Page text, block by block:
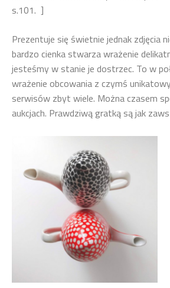
s.101. ]
Prezentuje się świetnie jednak zdjęcia
bardzo cienka stwarza wrażenie
jesteśmy w stanie je dostrzec. To w
wrażenie obcowania z czymś
serwisów zbyt wiele. Można czasem
aukcjach. Prawdziwą gratką są jak